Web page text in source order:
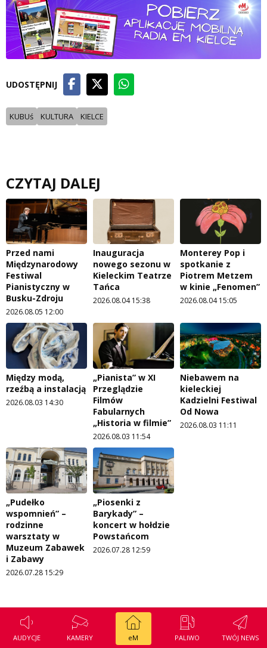
AUDYCJE KAMERY eM PALIWO TWÓJ NEWS
UDOSTĘPNIJ
KUBUś KULTURA KIELCE
CZYTAJ DALEJ
Przed nami
Międzynarodowy
Festiwal
Pianistyczny w
Busku-Zdroju
2026.08.05 12:00
Inauguracja
nowego sezonu w
Kieleckim Teatrze
Tańca
2026.08.04 15:38
Monterey Pop i
spotkanie z
Piotrem Metzem
w kinie „Fenomen”
2026.08.04 15:05
Między modą,
rzeźbą a instalacją
2026.08.03 14:30
„Pianista” w XI
Przeglądzie
Filmów
Fabularnych
„Historia w filmie”
2026.08.03 11:54
Niebawem na
kieleckiej
Kadzielni Festiwal
Od Nowa
2026.08.03 11:11
„Pudełko
wspomnień” –
rodzinne
warsztaty w
Muzeum Zabawek
i Zabawy
2026.07.28 15:29
„Piosenki z
Barykady” –
koncert w hołdzie
Powstańcom
2026.07.28 12:59